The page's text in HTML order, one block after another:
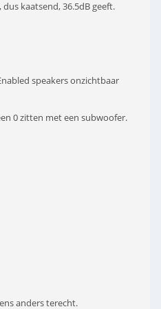
kaatsend, 36.5dB geeft.
speakers onzichtbaar
0 zitten met een subwoofer.
anders terecht.